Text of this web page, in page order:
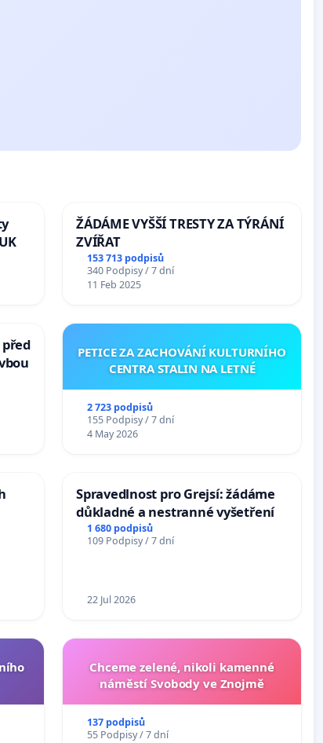
ŽÁDÁME VYŠŠÍ TRESTY ZA TÝRÁNÍ
ZVÍŘAT
153 713 podpisů
340 Podpisy / 7 dní
11 Feb 2025
PETICE ZA ZACHOVÁNÍ KULTURNÍHO
CENTRA STALIN NA LETNÉ
2 723 podpisů
155 Podpisy / 7 dní
4 May 2026
Spravedlnost pro Grejsí: žádáme
důkladné a nestranné vyšetření
1 680 podpisů
109 Podpisy / 7 dní
22 Jul 2026
Chceme zelené, nikoli kamenné
náměstí Svobody ve Znojmě
137 podpisů
55 Podpisy / 7 dní